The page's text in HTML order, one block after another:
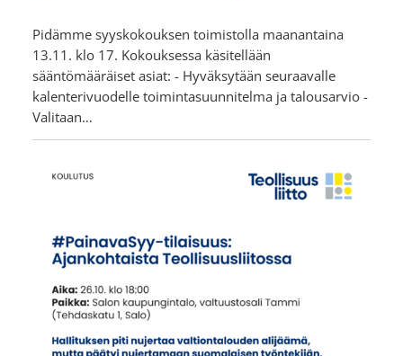
Pidämme syyskokouksen toimistolla maanantaina
13.11. klo 17. Kokouksessa käsitellään
sääntömääräiset asiat: - Hyväksytään seuraavalle
kalenterivuodelle toimintasuunnitelma ja talousarvio -
Valitaan…